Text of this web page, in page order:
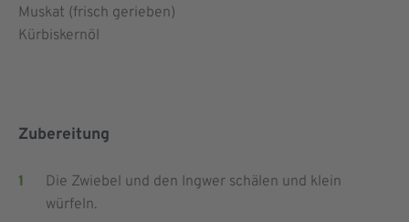
Muskat (frisch gerieben)
Kürbiskernöl
Zubereitung
Die Zwiebel und den Ingwer schälen und klein
würfeln.